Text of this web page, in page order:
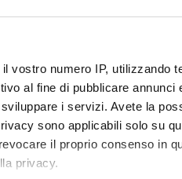
vostro numero IP, utilizzando
al fine di pubblicare annunci
i servizi. Avete la
sono applicabili solo su
il proprio consenso in
privacy.